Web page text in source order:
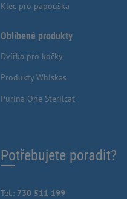
Klec pro papouška
Oblíbené produkty
Dvířka pro kočky
Produkty Whiskas
Purina One Sterilcat
Potřebujete poradit?
Tel.: 730 511 199